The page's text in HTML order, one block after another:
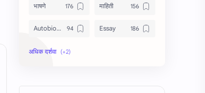
भाषणे माहिती
Autobiography Essay
Information